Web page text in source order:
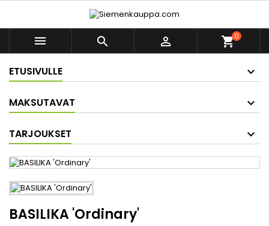
   shopping_cart0
ETUSIVULLE
MAKSUTAVAT
TARJOUKSET
BASILIKA 'Ordinary'